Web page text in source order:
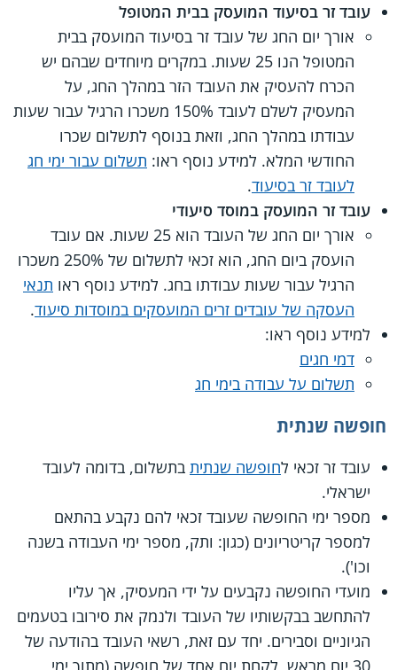
עובד זר בסיעוד המועסק בבית המטופל
אורך יום החג של עובד זר בסיעוד המועסק בבית
המטופל הנו 25 שעות. במקרים מיוחדים שבהם יש
הכרח להעסיק את העובד הזר במהלך החג, על
המעסיק לשלם לעובד 150% משכרו הרגיל עבור שעות
עבודתו במהלך החג, וזאת בנוסף לתשלום שכרו
החודשי המלא. למידע נוסף ראו: תשלום עבור ימי חג
לעובד זר בסיעוד.
עובד זר המועסק במוסד סיעודי
אורך יום החג של העובד הוא 25 שעות. אם עובד
הועסק ביום החג, הוא זכאי לתשלום של 250% משכרו
הרגיל עבור שעות עבודתו בחג. למידע נוסף ראו תנאי
העסקה של עובדים זרים המועסקים במוסדות סיעוד.
למידע נוסף ראו:
דמי חגים
תשלום על עבודה בימי חג
חופשה שנתית
עובד זר זכאי לחופשה שנתית בתשלום, בדומה לעובד
ישראלי.
מספר ימי החופשה שעובד זכאי להם נקבע בהתאם
למספר קריטריונים (כגון: ותק, מספר ימי העבודה בשנה
וכו').
מועדי החופשה נקבעים על ידי המעסיק, אך עליו
להתחשב בבקשותיו של העובד ולנמק את סירובו בטעמים
הגיוניים וסבירים. יחד עם זאת, רשאי העובד בהודעה של